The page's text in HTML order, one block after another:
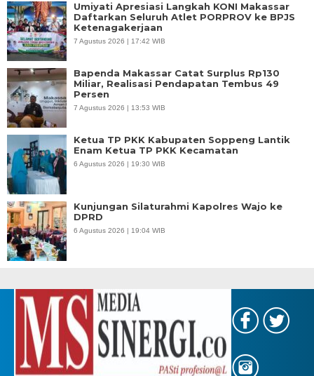
Umiyati Apresiasi Langkah KONI Makassar
Daftarkan Seluruh Atlet PORPROV ke BPJS
Ketenagakerjaan
7 Agustus 2026 | 17:42 WIB
Bapenda Makassar Catat Surplus Rp130
Miliar, Realisasi Pendapatan Tembus 49
Persen
7 Agustus 2026 | 13:53 WIB
Ketua TP PKK Kabupaten Soppeng Lantik
Enam Ketua TP PKK Kecamatan
6 Agustus 2026 | 19:30 WIB
Kunjungan Silaturahmi Kapolres Wajo ke
DPRD
6 Agustus 2026 | 19:04 WIB